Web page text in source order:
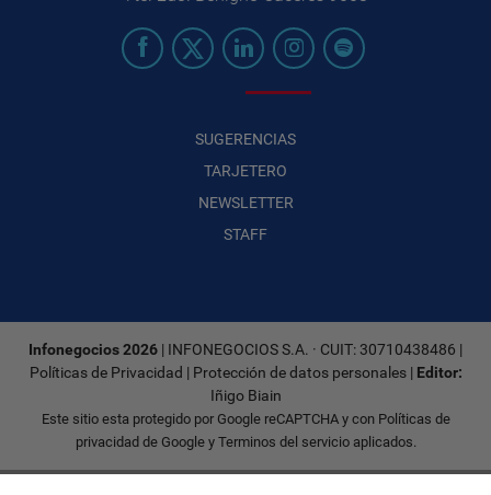
SUGERENCIAS
TARJETERO
NEWSLETTER
STAFF
Infonegocios 2026 | INFONEGOCIOS S.A. · CUIT: 30710438486 |
Políticas de Privacidad | Protección de datos personales| Editor:
Iñigo Biain
Este sitio esta protegido por Google reCAPTCHA y con Políticas de
privacidad de Googley Terminos del servicioaplicados.